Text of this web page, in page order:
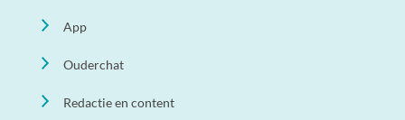
App
Ouderchat
Redactie en content